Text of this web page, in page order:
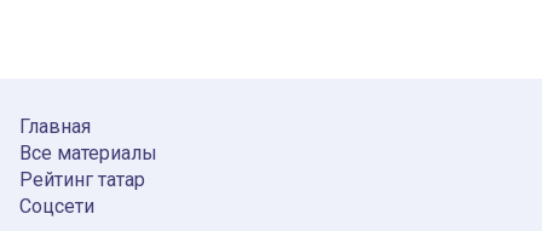
Главная
Все материалы
Рейтинг татар
Соцсети